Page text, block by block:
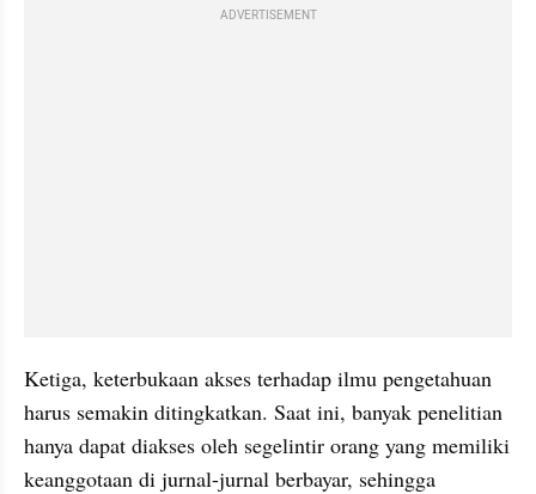
ADVERTISEMENT
Ketiga, keterbukaan akses terhadap ilmu pengetahuan
harus semakin ditingkatkan. Saat ini, banyak penelitian
hanya dapat diakses oleh segelintir orang yang memiliki
keanggotaan di jurnal-jurnal berbayar, sehingga